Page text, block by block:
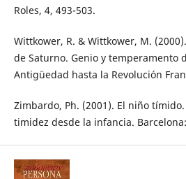
Roles, 4, 493-503.
Wittkower, R. & Wittkower, M.
de Saturno. Genio y temperamento
Antigüedad hasta la Revolución
Zimbardo, Ph. (2001). El niño
timidez desde la infancia.